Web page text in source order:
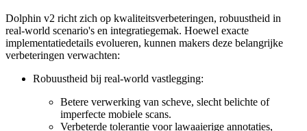
Dolphin v2 richt zich op kwaliteitsverbeteringen, robuustheid in
real-world scenario's en integratiegemak. Hoewel exacte
implementatiedetails evolueren, kunnen makers deze belangrijke
verbeteringen verwachten:
Robuustheid bij real-world vastlegging:
Betere verwerking van scheve, slecht belichte of
imperfecte mobiele scans.
Verbeterde tolerantie voor lawaaierige annotaties,